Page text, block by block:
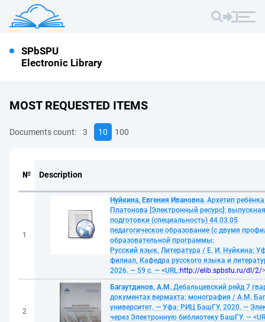
SPbSPU
Electronic Library
MOST REQUESTED ITEMS
Documents count: 3 10 100
№ Description
1
Нуйкина, Евгения Ивановна. Архетип
Платонова [Электронный ресурс]:
подготовки (специальность) 44.03.05
педагогическое образование (с двумя
образовательной программы:
Русский язык, Литература / Е. И. Нуйкина;
филиал, Кафедра русского языка и
2026. — 59 с. — <URL:http://elib.spbstu.ru/dl/2/
2
Багаутдинов, А.М. Дебальцевский рейд 7
документах вермахта: монография / А.М.
университет. — Уфа: РИЦ БашГУ, 2020. —
через Электронную библиотеку БашГУ. —